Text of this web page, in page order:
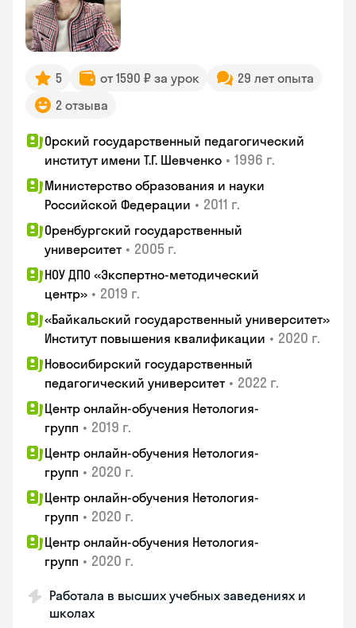
5 от 1590 ₽ за урок
29 лет опыта
2 отзыва
Орский государственный педагогический
институт имени Т.Г. Шевченко • 1996 г.
Министерство образования и науки
Российской Федерации • 2011 г.
Оренбургский государственный
университет • 2005 г.
НОУ ДПО «Экспертно-методический
центр» • 2019 г.
«Байкальский государственный университет»
Институт повышения квалификации • 2020 г.
Новосибирский государственный
педагогический университет • 2022 г.
Центр онлайн-обучения Нетология-
групп • 2019 г.
Центр онлайн-обучения Нетология-
групп • 2020 г.
Центр онлайн-обучения Нетология-
групп • 2020 г.
Центр онлайн-обучения Нетология-
групп • 2020 г.
Работала в высших учебных заведениях и
школах